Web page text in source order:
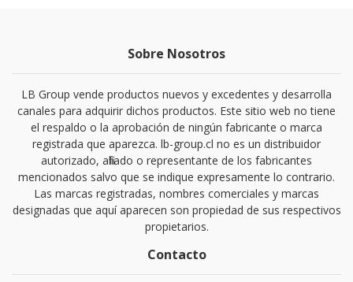
Sobre Nosotros
LB Group vende productos nuevos y excedentes y desarrolla
canales para adquirir dichos productos. Este sitio web no tiene
el respaldo o la aprobación de ningún fabricante o marca
registrada que aparezca. lb-group.cl no es un distribuidor
autorizado, afiliado o representante de los fabricantes
mencionados salvo que se indique expresamente lo contrario.
Las marcas registradas, nombres comerciales y marcas
designadas que aquí aparecen son propiedad de sus respectivos
propietarios.
Contacto